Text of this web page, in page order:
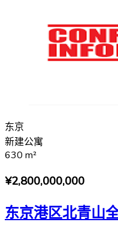
东京
新建公寓
630 m²
¥2,800,000,000
东京港区北青山